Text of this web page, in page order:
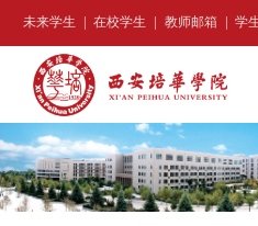
未来学生 | 在校学生 | 教师邮箱 | 学